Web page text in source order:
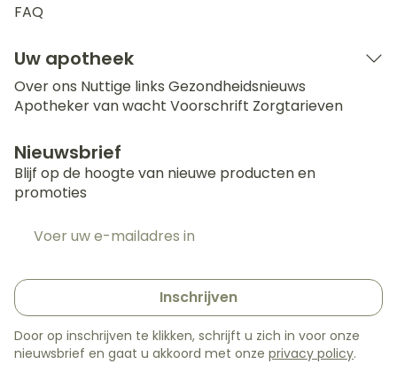
FAQ
Uw apotheek
Over ons Nuttige links Gezondheidsnieuws
Apotheker van wacht Voorschrift Zorgtarieven
Nieuwsbrief
Blijf op de hoogte van nieuwe producten en
promoties
Inschrijven
Door op inschrijven te klikken, schrijft u zich in voor onze
nieuwsbrief en gaat u akkoord met onze privacy policy.